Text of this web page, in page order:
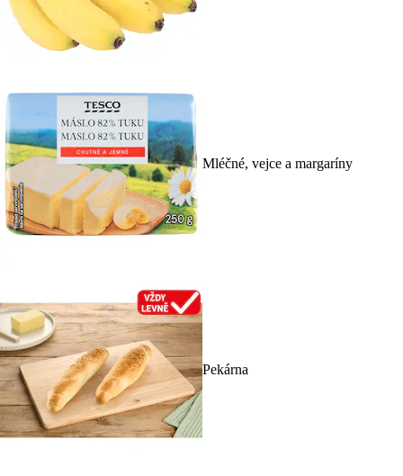
Mléčné, vejce a margaríny
Pekárna